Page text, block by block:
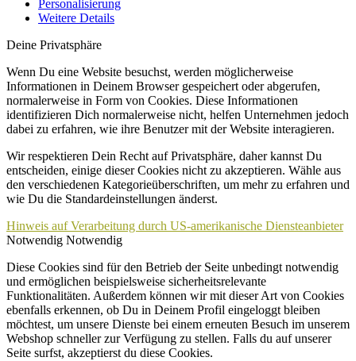
Personalisierung
Weitere Details
Deine Privatsphäre
Wenn Du eine Website besuchst, werden möglicherweise
Informationen in Deinem Browser gespeichert oder abgerufen,
normalerweise in Form von Cookies. Diese Informationen
identifizieren Dich normalerweise nicht, helfen Unternehmen jedoch
dabei zu erfahren, wie ihre Benutzer mit der Website interagieren.
Wir respektieren Dein Recht auf Privatsphäre, daher kannst Du
entscheiden, einige dieser Cookies nicht zu akzeptieren. Wähle aus
den verschiedenen Kategorieüberschriften, um mehr zu erfahren und
wie Du die Standardeinstellungen änderst.
Hinweis auf Verarbeitung durch US-amerikanische Diensteanbieter
Notwendig Notwendig
Diese Cookies sind für den Betrieb der Seite unbedingt notwendig
und ermöglichen beispielsweise sicherheitsrelevante
Funktionalitäten. Außerdem können wir mit dieser Art von Cookies
ebenfalls erkennen, ob Du in Deinem Profil eingeloggt bleiben
möchtest, um unsere Dienste bei einem erneuten Besuch im unserem
Webshop schneller zur Verfügung zu stellen. Falls du auf unserer
Seite surfst, akzeptierst du diese Cookies.